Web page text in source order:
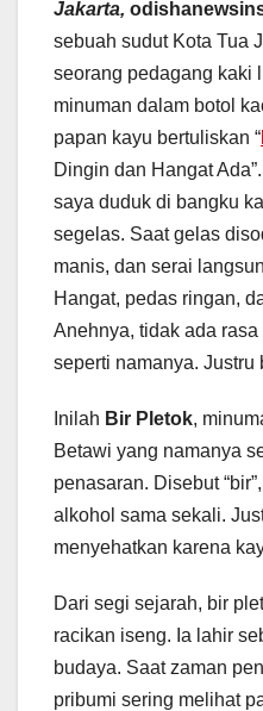
Jakarta,
sebuah sudut Kota Tua
seorang pedagang kaki
minuman dalam botol
papan kayu bertuliskan “
Dingin dan Hangat
saya duduk di bangku
segelas. Saat gelas
manis, dan serai
Hangat, pedas ringan,
Anehnya, tidak ada
seperti namanya. Justru
Inilah Bir Pletok,
Betawi yang namanya
penasaran. Disebut
alkohol sama sekali.
menyehatkan karena
Dari segi sejarah, bir
racikan iseng. Ia lahir
budaya. Saat zaman
pribumi sering melihat